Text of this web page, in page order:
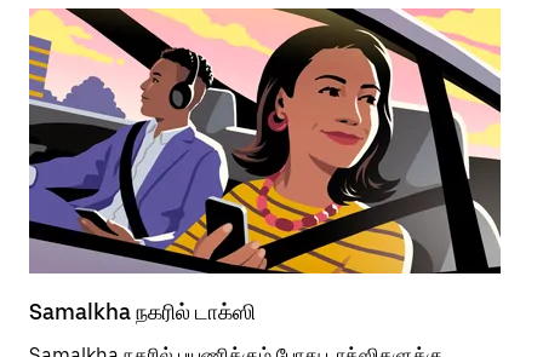
Samalkha நகரில் டாக்ஸி